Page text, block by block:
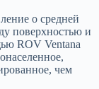
о средней
поверхностью и
ROV Ventana
чем